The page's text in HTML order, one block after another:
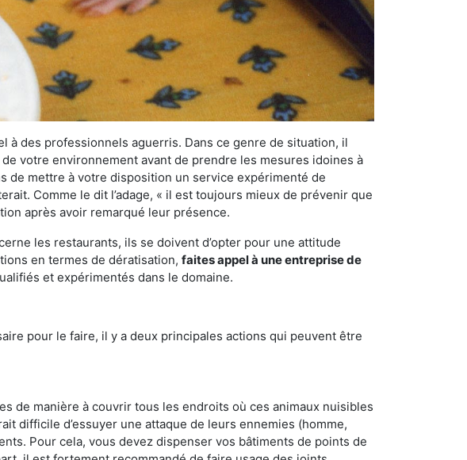
à des professionnels aguerris. Dans ce genre de situation, il
votre environnement avant de prendre les mesures idoines à
de mettre à votre disposition un service expérimenté de
Comme le dit l’adage, « il est toujours mieux de prévenir que
après avoir remarqué leur présence.
les restaurants, ils se doivent d’opter pour une attitude
en termes de dératisation, faites appel à une entreprise de
et expérimentés dans le domaine.
pour le faire, il y a deux principales actions qui peuvent être
de manière à couvrir tous les endroits où ces animaux nuisibles
difficile d’essuyer une attaque de leurs ennemies (homme,
Pour cela, vous devez dispenser vos bâtiments de points de